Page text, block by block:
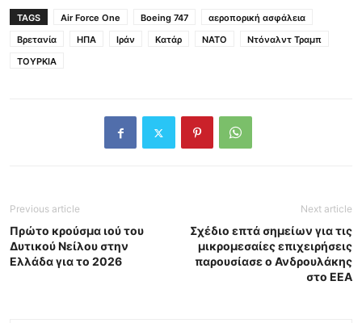
TAGS Air Force One Boeing 747
αεροπορική ασφάλεια
Βρετανία
ΗΠΑ Ιράν Κατάρ ΝΑΤΟ
Ντόναλντ Τραμπ
ΤΟΥΡΚΙΑ
Previous article
Πρώτο κρούσμα ιού του
Δυτικού Νείλου στην
Ελλάδα για το 2026
Next article
Σχέδιο επτά σημείων για τις
μικρομεσαίες επιχειρήσεις
παρουσίασε ο Ανδρουλάκης
στο ΕΕΑ